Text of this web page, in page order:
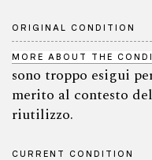
ORIGINAL CONDITION
MORE ABOUT THE
sono troppo esigui
merito al contesto
riutilizzo.
CURRENT CONDITION